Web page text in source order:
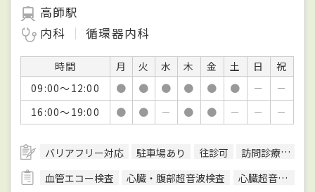
高師駅
内科
循環器内科
時間 月 火 水 木 金 土 日
祝
09:00～12:00
● ● ● ● ● ● －
－
16:00～19:00
● ● － ● ● － － －
バリアフリー対応 駐車場あり 往診可 訪問診療可
血管エコー検査
心臓・腹部超音波検査 心臓超音波（エコー）検査